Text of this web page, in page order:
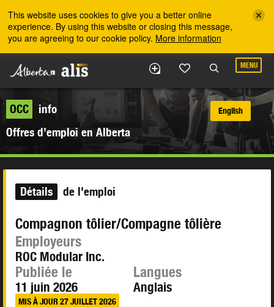
This website uses cookies to give you a better online
experience. By using this website or closing this message,
you are agreeing to our cookie policy. More information
MENU
OCC
info
Offres d’emploi en Alberta
English
Détails de l'emploi
Compagnon tôlier/Compagne tôlière
Employeurs
ROC Modular Inc.
Publiée le
11 juin 2026
MIS À JOUR 27 JUILLET 2026
Langues
Anglais